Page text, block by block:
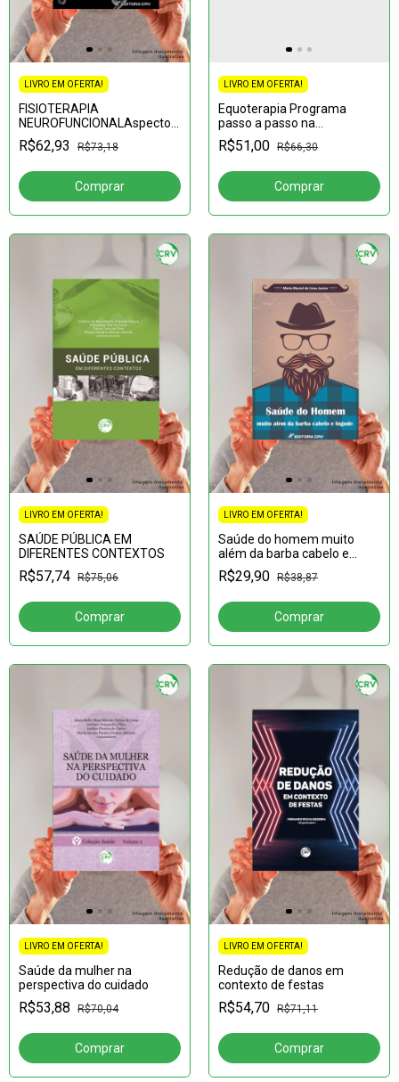
LIVRO EM OFERTA!
FISIOTERAPIA
NEUROFUNCIONALAspectos
Clínicos e Práticos
R$62,93 R$73,18
LIVRO EM OFERTA!
Equoterapia Programa
passo a passo na
comunicação
R$51,00 R$66,30
LIVRO EM OFERTA!
SAÚDE PÚBLICA EM
DIFERENTES CONTEXTOS
R$57,74 R$75,06
LIVRO EM OFERTA!
Saúde do homem muito
além da barba cabelo e
bigode
R$29,90 R$38,87
LIVRO EM OFERTA!
Saúde da mulher na
perspectiva do cuidado
R$53,88 R$70,04
LIVRO EM OFERTA!
Redução de danos em
contexto de festas
R$54,70 R$71,11